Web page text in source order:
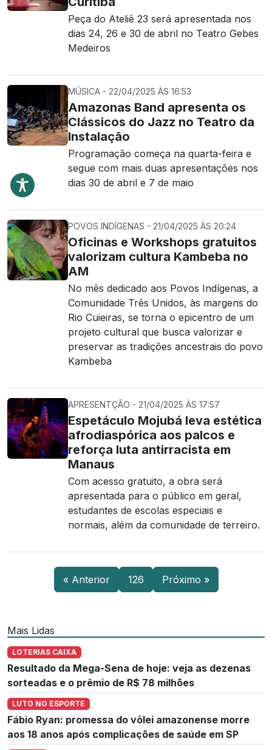
Peça do Ateliê 23 será apresentada nos
dias 24, 26 e 30 de abril no Teatro Gebes
Medeiros
MÚSICA - 22/04/2025 ÀS 16:53
Amazonas Band apresenta os
Clássicos do Jazz no Teatro da
Instalação
Programação começa na quarta-feira e
segue com mais duas apresentações nos
dias 30 de abril e 7 de maio
POVOS INDÍGENAS - 21/04/2025 ÀS 20:24
Oficinas e Workshops gratuitos
valorizam cultura Kambeba no
AM
No mês dedicado aos Povos Indígenas, a
Comunidade Três Unidos, às margens do
Rio Cuieiras, se torna o epicentro de um
projeto cultural que busca valorizar e
preservar as tradições ancestrais do povo
Kambeba
APRESENTÇÃO - 21/04/2025 ÀS 17:57
Espetáculo Mojubá leva estética
afrodiaspórica aos palcos e
reforça luta antirracista em
Manaus
Com acesso gratuito, a obra será
apresentada para o público em geral,
estudantes de escolas especiais e
normais, além da comunidade de terreiro.
« Anterior 126 Próximo »
Mais Lidas
LOTERIAS CAIXA
Resultado da Mega-Sena de hoje: veja as dezenas
sorteadas e o prêmio de R$ 78 milhões
LUTO NO ESPORTE
Fábio Ryan: promessa do vôlei amazonense morre
aos 18 anos após complicações de saúde em SP